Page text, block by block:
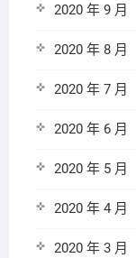
2020 年 9 月
2020 年 8 月
2020 年 7 月
2020 年 6 月
2020 年 5 月
2020 年 4 月
2020 年 3 月